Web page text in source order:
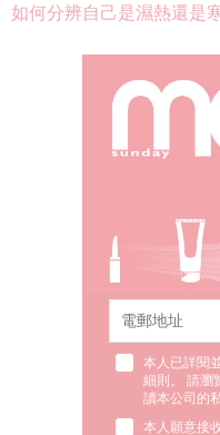
如何分辨自己是濕熱還是
本人已詳閱
細則。 請瀏
讀本公司的
本人願意接